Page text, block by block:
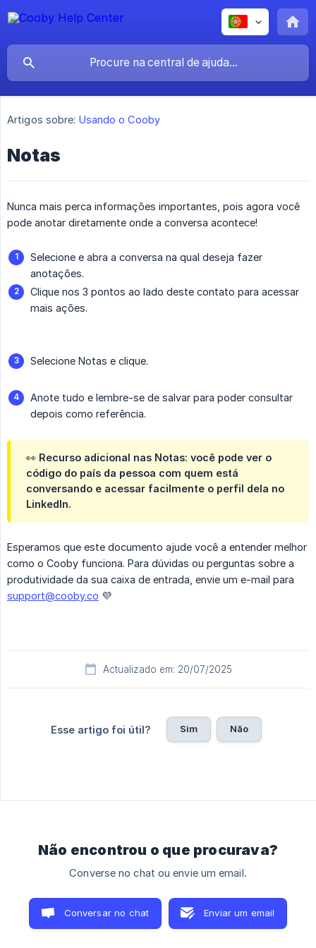
Artigos sobre: Usando o Cooby
Notas
Nunca mais perca informações importantes, pois agora você
pode anotar diretamente onde a conversa acontece!
Selecione e abra a conversa na qual deseja fazer
anotações.
Clique nos 3 pontos ao lado deste contato para acessar
mais ações.
Selecione Notas e clique.
Anote tudo e lembre-se de salvar para poder consultar
depois como referência.
👀 Recurso adicional nas Notas: você pode ver o
código do país da pessoa com quem está
conversando e acessar facilmente o perfil dela no
LinkedIn.
Esperamos que este documento ajude você a entender melhor
como o Cooby funciona. Para dúvidas ou perguntas sobre a
produtividade da sua caixa de entrada, envie um e-mail para
support@cooby.co 💜
Actualizado em: 20/07/2025
Esse artigo foi útil? Sim Não
Não encontrou o que procurava?
Converse no chat ou envie um email.
Conversar no chat Enviar um email